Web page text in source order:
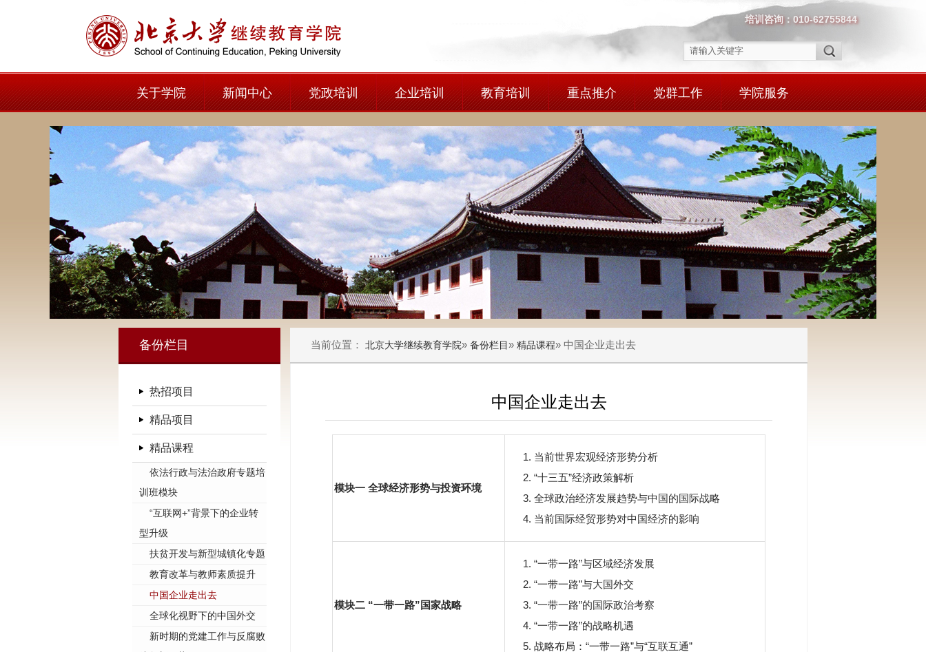
培训咨询：010-62755844
关于学院 新闻中心 党政培训 企业培训 教育培训 重点推介 党群工作 学院服务
备份栏目
热招项目
精品项目
精品课程
依法行政与法治政府专题培
训班模块
“互联网+”背景下的企业转
型升级
扶贫开发与新型城镇化专题
教育改革与教师素质提升
中国企业走出去
全球化视野下的中国外交
新时期的党建工作与反腐败
当前位置： 北京大学继续教育学院» 备份栏目» 精品课程» 中国企业走出去
中国企业走出去
模块一 全球经济形势与投资环境
当前世界宏观经济形势分析
“十三五”经济政策解析
全球政治经济发展趋势与中国的国际战略
当前国际经贸形势对中国经济的影响
模块二 “一带一路”国家战略
“一带一路”与区域经济发展
“一带一路”与大国外交
“一带一路”的国际政治考察
“一带一路”的战略机遇
战略布局：“一带一路”与“互联互通”